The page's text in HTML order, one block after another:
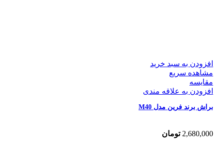
افزودن به سبد خرید
مشاهده سریع
مقایسه
افزودن به علاقه مندی
براش برند فرین مدل M40
2,680,000 تومان